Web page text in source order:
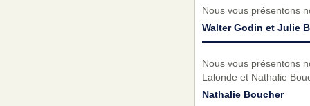
Nous vous présentons
Walter Godin et Julie
Nous vous présentons
Lalonde et Nathalie
Nathalie Boucher